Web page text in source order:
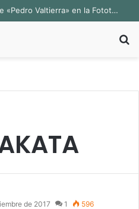
Inauguran sala permanente «Pedro Valtierra» en la Fototeca de Zacatecas
de 2017 1 596